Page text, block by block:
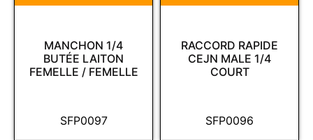
SFP0097
MANCHON 1/4
BUTÉE LAITON
FEMELLE / FEMELLE
SFP0096
RACCORD RAPIDE
CEJN MALE 1/4
COURT